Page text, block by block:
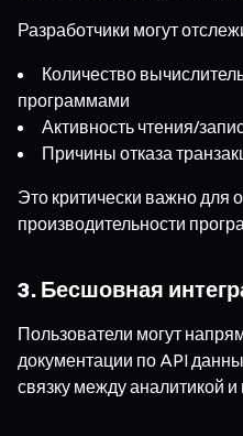
Разработчики могут
Количество
программами
Активность чтения/
Причины отказа
Это критически важно для
производительности
3. Бесшовная
Пользователи могут
документации по API
связку между аналитикой